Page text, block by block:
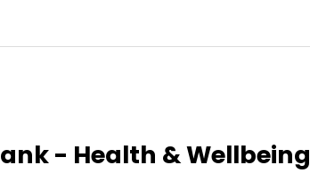
- Health &